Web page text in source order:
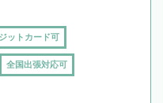
ットカード可
全国出張対応可